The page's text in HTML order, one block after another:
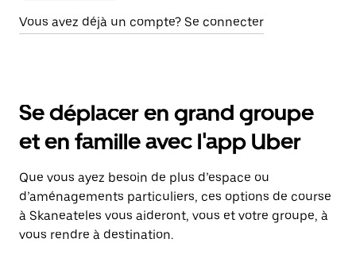
Vous avez déjà un compte? Se connecter
Se déplacer en grand groupe
et en famille avec l'app Uber
Que vous ayez besoin de plus d’espace ou
d’aménagements particuliers, ces options de course
à Skaneateles vous aideront, vous et votre groupe, à
vous rendre à destination.